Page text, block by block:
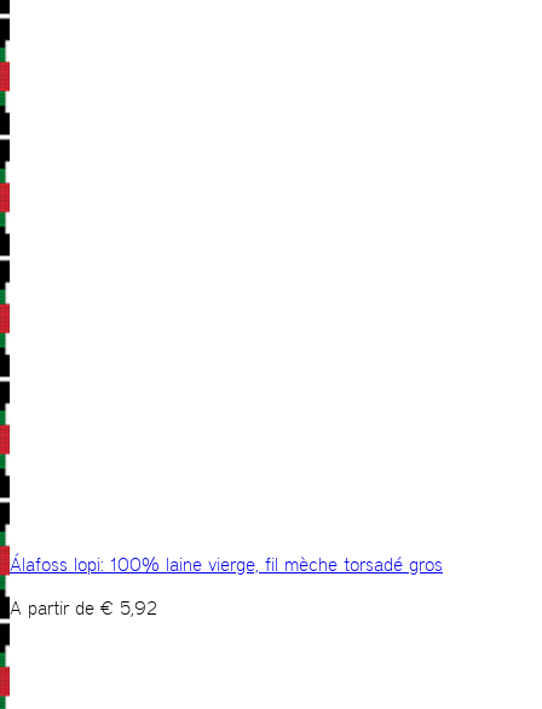
Álafoss lopi: 100% laine vierge, fil mèche torsadé gros
A partir de € 5,92